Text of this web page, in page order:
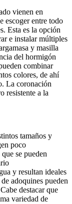
vienen en
escoger entre todo
Esta es la opción
e instalar múltiples
y masilla
del hormigón
combinar
colores, de ahí
La coronación
resistente a la
tamaños y
poco
se pueden
y resultan ideales
adoquines pueden
destacar que
variedad de